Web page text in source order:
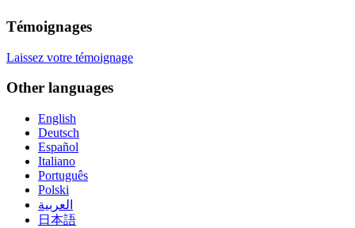
Témoignages
Laissez votre témoignage
Other languages
English
Deutsch
Español
Italiano
Português
Polski
العربية
日本語